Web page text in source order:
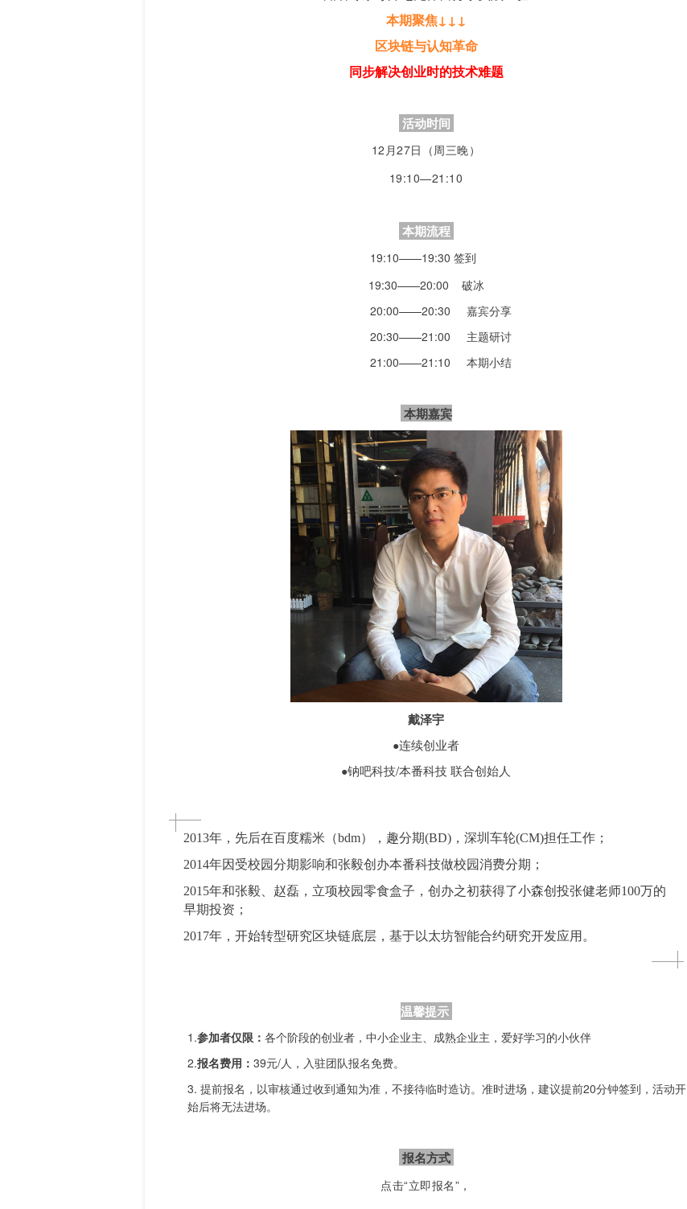
本期聚焦↓↓↓
区块链与认知革命
同步解决创业时的技术难题
活动时间
12月27日（周三晚）
19:10—21:10
本期流程
19:10——19:30 签到
19:30——20:00    破冰
20:00——20:30     嘉宾分享
20:30——21:00     主题研讨
21:00——21:10     本期小结
本期嘉宾
戴泽宇
●连续创业者
●钠吧科技/本番科技 联合创始人
2013年，先后在百度糯米（bdm），趣分期(BD)，深圳车轮(CM)担任工作；
2014年因受校园分期影响和张毅创办本番科技做校园消费分期；
2015年和张毅、赵磊，立项校园零食盒子，创办之初获得了小森创投张健老师100万的
早期投资；
2017年， 开始转型研究区块链底层，基于以太坊智能合约研究开发应用。
温馨提示
1.参加者仅限： 各个阶段的创业者， 中小企业主、成熟企业主， 爱好学习的小伙伴
2.报名费用： 39元/人， 入驻团队报名免费。
3. 提前报名， 以审核通过收到通知为准，不接待临时造访。准时进场，建议提前20分钟签到，活动开
始后将无法进场。
报名方式
点击“立即报名”，